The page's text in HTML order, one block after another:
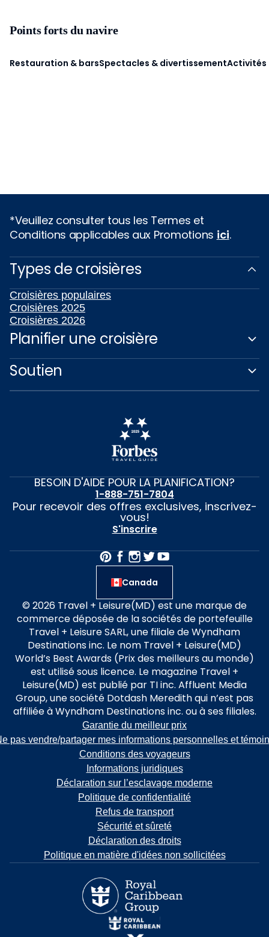
Points forts du navire
Restauration & barsSpectacles & divertissementActivités
*Veuillez consulter tous les Termes et
Conditions applicables aux Promotions ici.
Types de croisières
Croisières populaires
Croisières 2025
Croisières 2026
Planifier une croisière
Soutien
BESOIN D'AIDE POUR LA PLANIFICATION?
1-888-751-7804
Pour recevoir des offres exclusives, inscrivez-
vous!
S'inscrire
Canada
© 2026 Travel + Leisure(MD) est une marque de
commerce déposée de la sociétés de portefeuille
Travel + Leisure SARL, une filiale de Wyndham
Destinations inc. Le nom Travel + Leisure(MD)
World’s Best Awards (Prix des meilleurs au monde)
est utilisé sous licence. Le magazine Travel +
Leisure(MD) est publié par TI inc. Affluent Media
Group, une société Dotdash Meredith qui n’est pas
affiliée à Wyndham Destinations inc. ou à ses filiales.
Garantie du meilleur prix
pas vendre/partager mes informations personnelles et
Conditions des voyageurs
Informations juridiques
Déclaration sur l’esclavage moderne
Politique de confidentialité
Refus de transport
Sécurité et sûreté
Déclaration des droits
Politique en matière d'idées non sollicitées